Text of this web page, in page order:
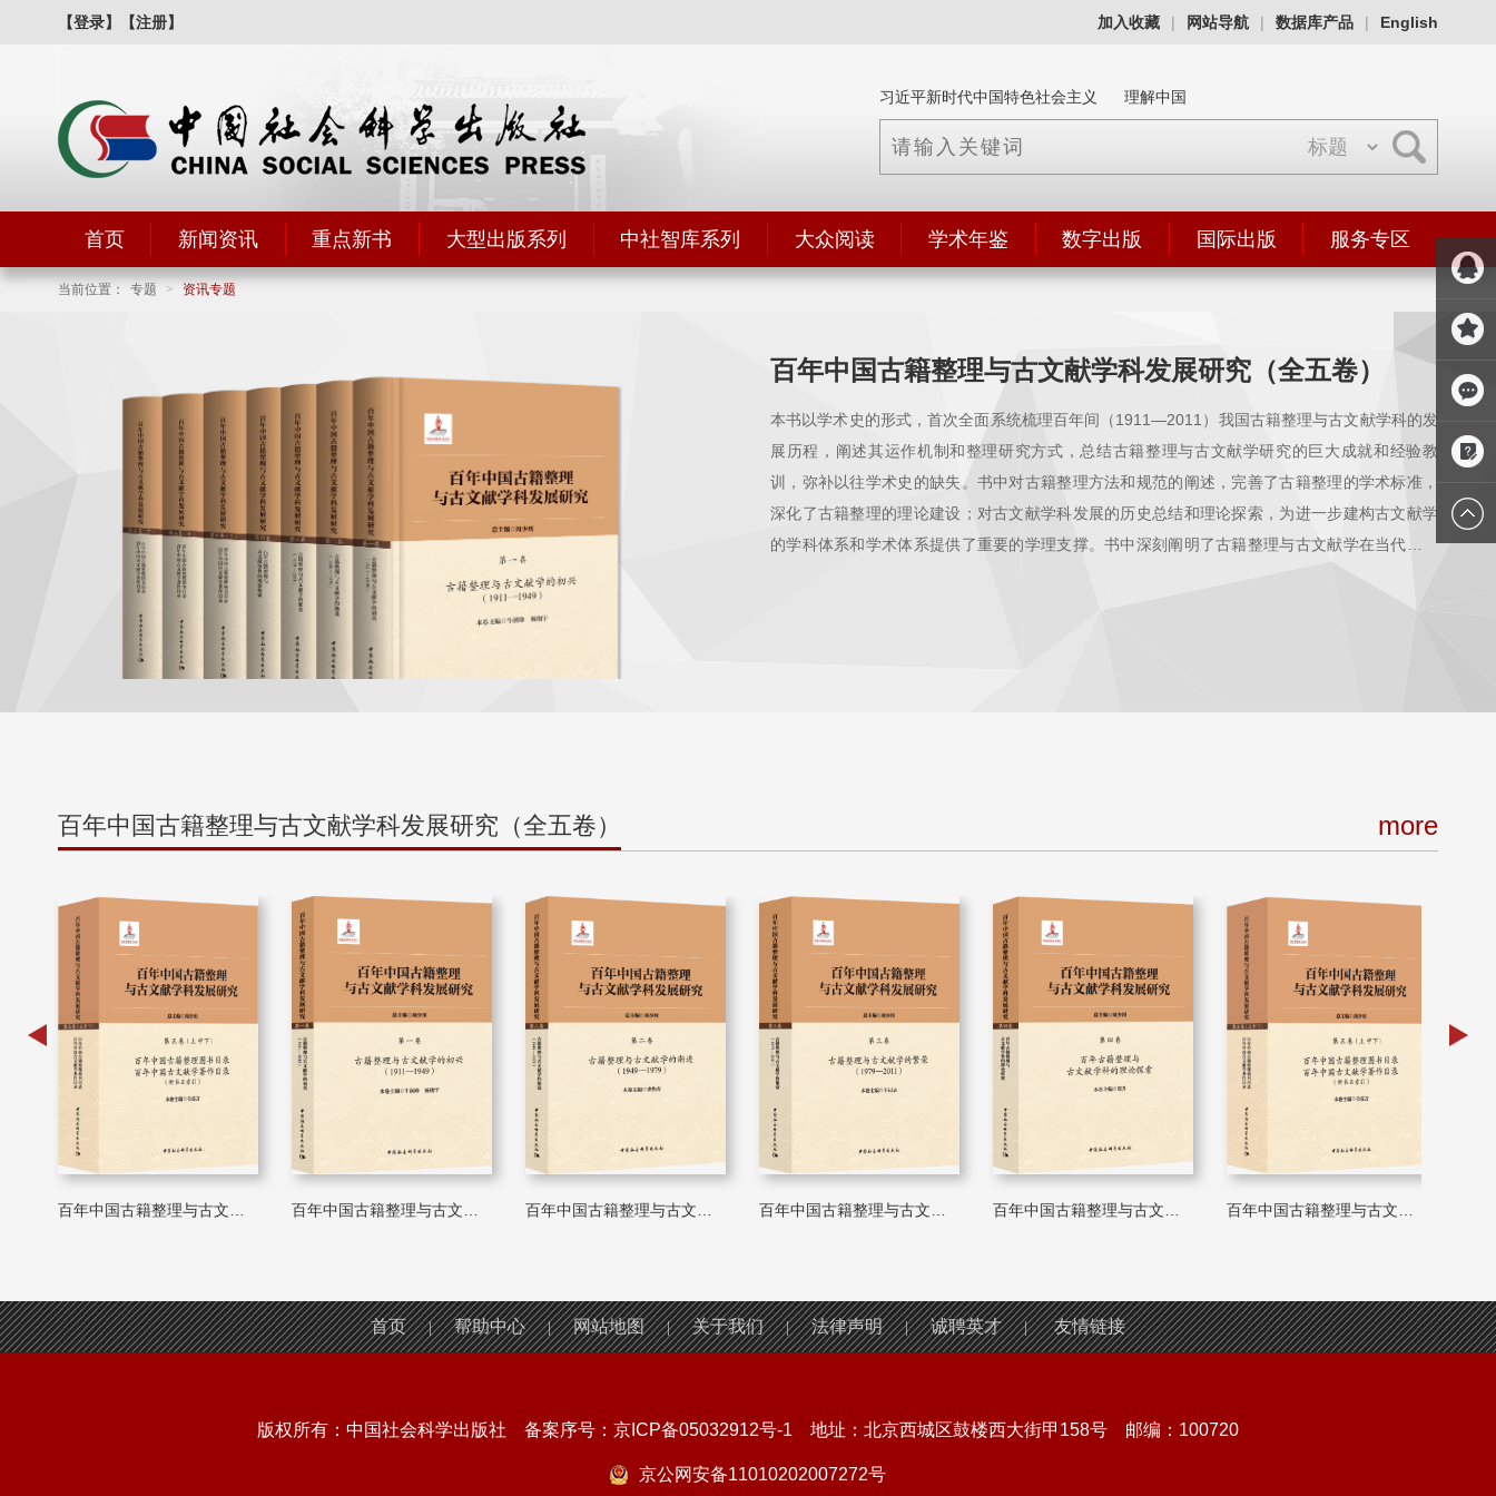
【登录】 【注册】 加入收藏 | 网站导航 | 数据库产品 | English
习近平新时代中国特色社会主义 理解中国
首页 新闻资讯 重点新书 大型出版系列 中社智库系列 大众阅读 学术年鉴 数字出版 国际出版 服务专区
当前位置： 专题 > 资讯专题
百年中国古籍整理与古文献学科发展研究（全五卷）
本书以学术史的形式，首次全面系统梳理百年间（1911—2011）我国古籍整理与古文献学科的发
展历程，阐述其运作机制和整理研究方式，总结古籍整理与古文献学研究的巨大成就和经验教
训，弥补以往学术史的缺失。书中对古籍整理方法和规范的阐述，完善了古籍整理的学术标准，
深化了古籍整理的理论建设；对古文献学科发展的历史总结和理论探索，为进一步建构古文献学
的学科体系和学术体系提供了重要的学理支撑。书中深刻阐明了古籍整理与古文献学在当代文化
百年中国古籍整理与古文献学科发展研究（全五卷） more
首页 | 帮助中心 | 网站地图 | 关于我们 | 法律声明 | 诚聘英才 | 友情链接
版权所有：中国社会科学出版社 备案序号： 京ICP备05032912号-1 地址：北京西城区鼓楼西大街甲158号 邮编：100720
京公网安备11010202007272号